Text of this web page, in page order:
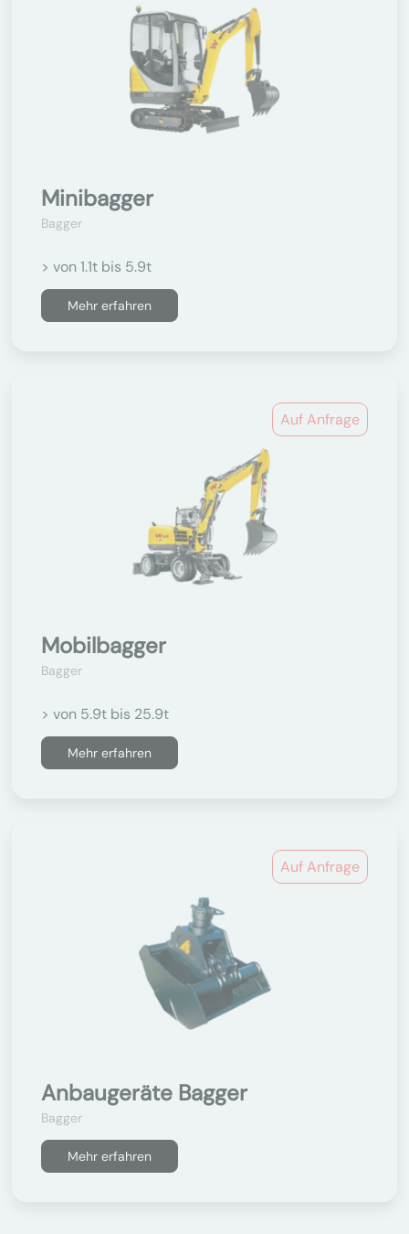
Minibagger
Bagger
> von 1.1t bis 5.9t
Mehr erfahren
Auf Anfrage
Mobilbagger
Bagger
> von 5.9t bis 25.9t
Mehr erfahren
Auf Anfrage
Anbaugeräte Bagger
Bagger
Mehr erfahren